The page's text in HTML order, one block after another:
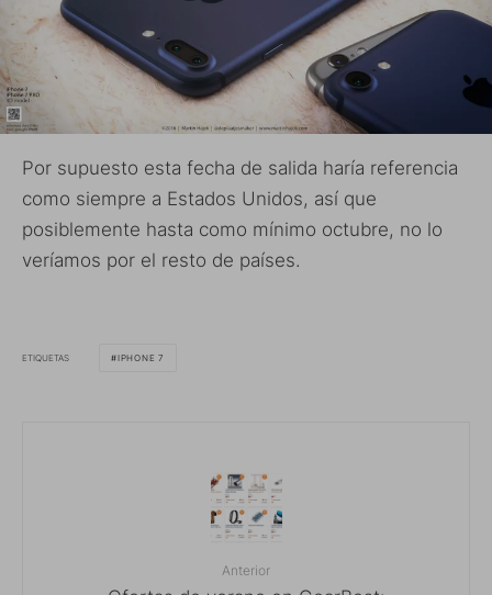
Por supuesto esta fecha de salida haría referencia
como siempre a Estados Unidos, así que
posiblemente hasta como mínimo octubre, no lo
veríamos por el resto de países.
ETIQUETAS IPHONE 7
Anterior